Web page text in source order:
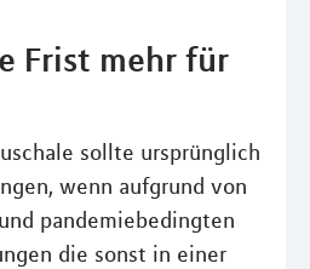
Frist mehr für
sollte ursprünglich
wenn aufgrund von
pandemiebedingten
die sonst in einer